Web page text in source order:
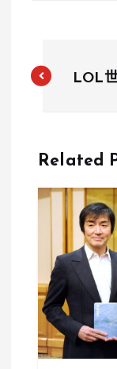
LOL世
功！
「連霸
選
Related